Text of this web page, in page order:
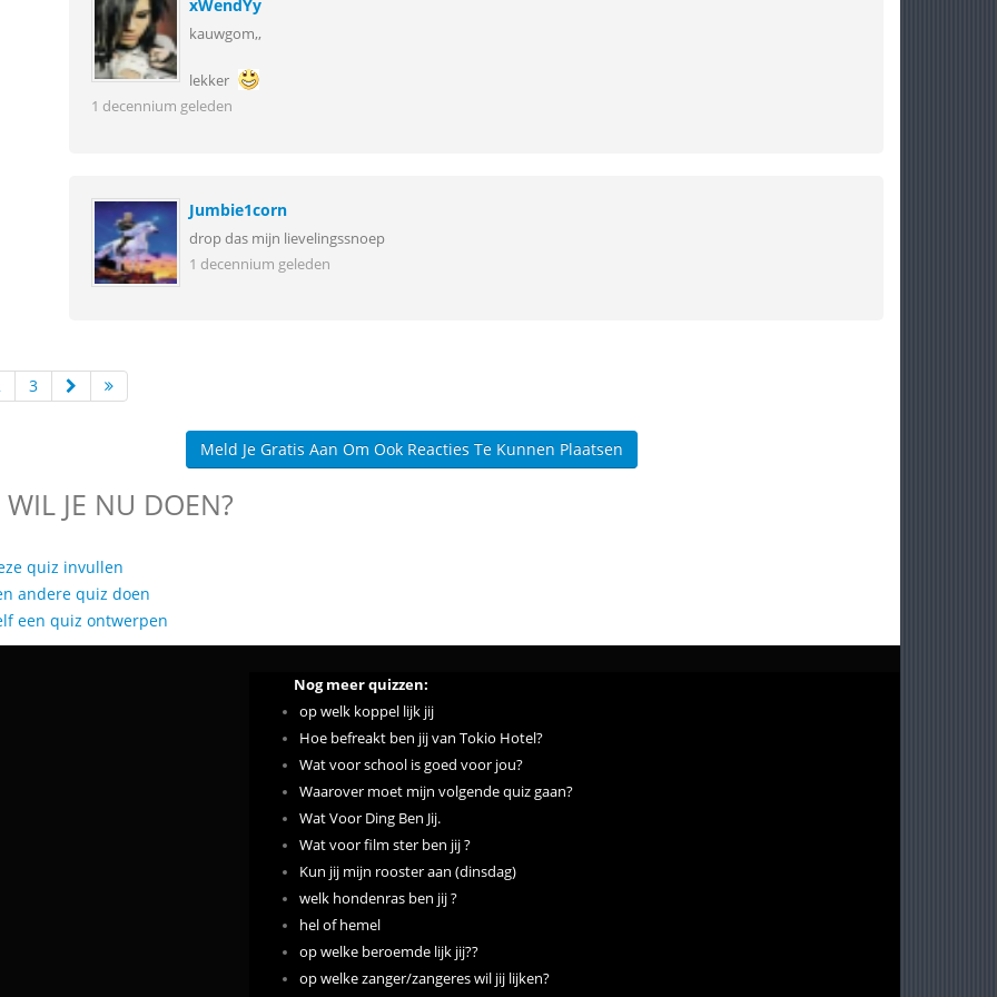
xWendYy
kauwgom,,
lekker
1 decennium geleden
Jumbie1corn
drop das mijn lievelingssnoep
1 decennium geleden
3
Meld Je Gratis Aan Om Ook Reacties Te Kunnen Plaatsen
JE NU DOEN?
quiz invullen
andere quiz doen
een quiz ontwerpen
Nog meer quizzen:
op welk koppel lijk jij
Hoe befreakt ben jij van Tokio Hotel?
Wat voor school is goed voor jou?
Waarover moet mijn volgende quiz gaan?
Wat Voor Ding Ben Jij.
Wat voor film ster ben jij ?
Kun jij mijn rooster aan (dinsdag)
welk hondenras ben jij ?
hel of hemel
op welke beroemde lijk jij??
op welke zanger/zangeres wil jij lijken?